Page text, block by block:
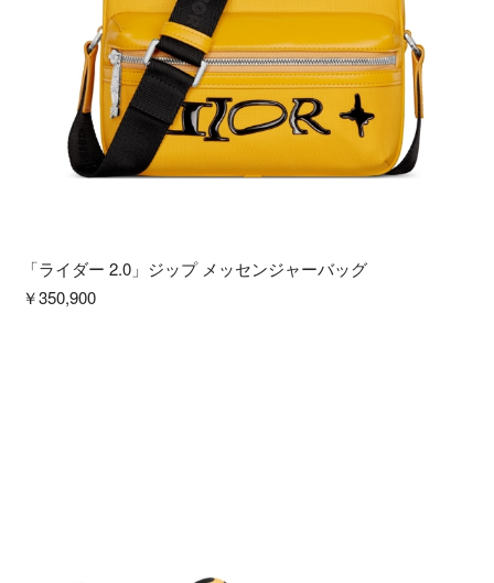
「ライダー 2.0」ジップ メッセンジャーバッグ
￥350,900